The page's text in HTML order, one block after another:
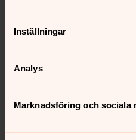
Inställningar
Analys
Marknadsföring och sociala
Studieresor
möjligheten till
hämta inspiration till detta
stärker arbetet och visionen.